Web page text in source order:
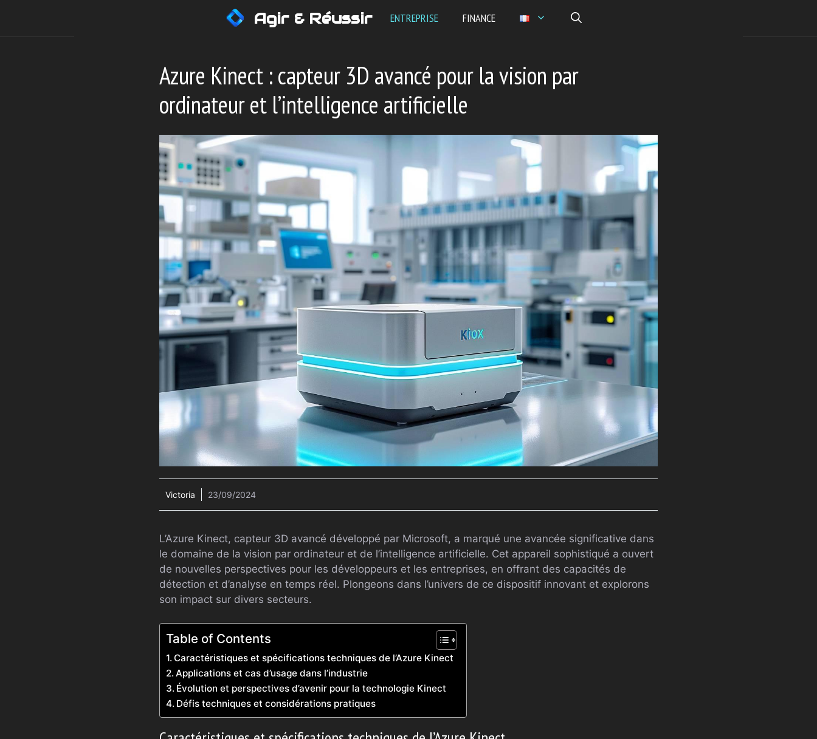
Agir & Réussir ENTREPRISE FINANCE
Azure Kinect : capteur 3D avancé pour la vision par
ordinateur et l’intelligence artificielle
Victoria 23/09/2024
L’Azure Kinect, capteur 3D avancé développé par Microsoft, a marqué une avancée significative dans
le domaine de la vision par ordinateur et de l’intelligence artificielle. Cet appareil sophistiqué a ouvert
de nouvelles perspectives pour les développeurs et les entreprises, en offrant des capacités de
détection et d’analyse en temps réel. Plongeons dans l’univers de ce dispositif innovant et explorons
son impact sur divers secteurs.
Table of Contents
Caractéristiques et spécifications techniques de l’Azure Kinect
Applications et cas d’usage dans l’industrie
Évolution et perspectives d’avenir pour la technologie Kinect
Défis techniques et considérations pratiques